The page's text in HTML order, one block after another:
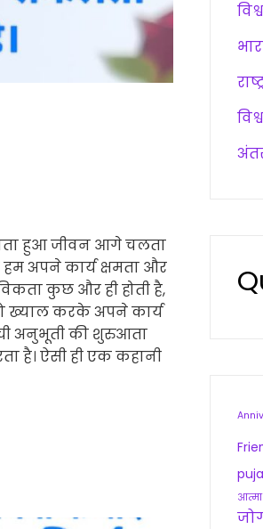
हुआ जीवन आगे चलता
अपने कार्य क्षमता और
कुछ और ही होती है,
ख्याल करके अपने कार्य
अनुभूती की शुरुआता
है। ऐसी ही एक कहानी
puja
आत्मा